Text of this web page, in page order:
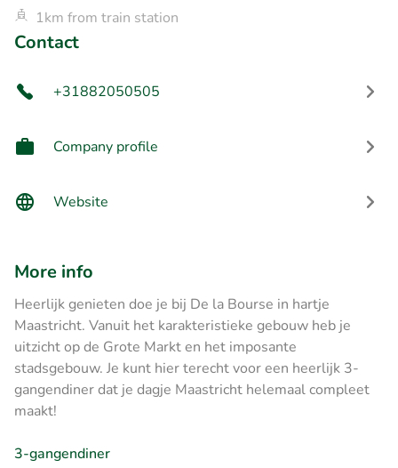
1km from train station
Contact
+31882050505
Company profile
Website
More info
Heerlijk genieten doe je bij De la Bourse in hartje
Maastricht. Vanuit het karakteristieke gebouw heb je
uitzicht op de Grote Markt en het imposante
stadsgebouw. Je kunt hier terecht voor een heerlijk 3-
gangendiner dat je dagje Maastricht helemaal compleet
maakt!
3-gangendiner